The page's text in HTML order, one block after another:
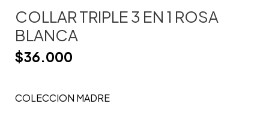
COLLAR TRIPLE 3 EN 1 ROSA
BLANCA
$36.000
COLECCION MADRE